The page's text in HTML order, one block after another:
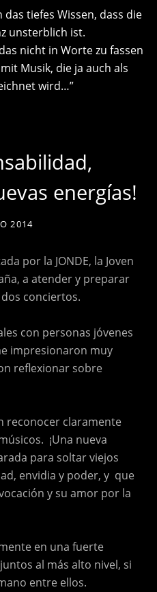
tiefes Wissen, dass die
unsterblich ist.
nicht in Worte zu fassen
Musik, die ja auch als
wird…”
energías!
2014
por la JONDE, la Joven
a atender y preparar
conciertos.
con personas jóvenes
impresionaron muy
reflexionar sobre
reconocer claramente
¡Una nueva
para soltar viejos
envidia y poder, y que
y su amor por la
en una fuerte
al más alto nivel, si
entre ellos.